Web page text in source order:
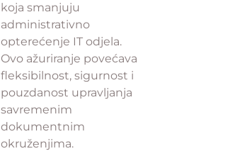
koja smanjuju
administrativno
opterećenje IT odjela.
Ovo ažuriranje povećava
fleksibilnost, sigurnost i
pouzdanost upravljanja
savremenim
dokumentnim
okruženjima.